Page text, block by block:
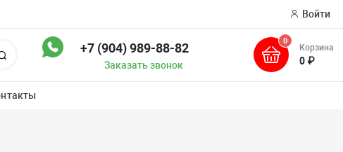
Войти
Поиск +7 (904) 989-88-82
Заказать звонок
0
Корзина
0 ₽